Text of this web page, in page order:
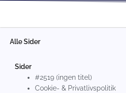
Alle Sider
Sider
#2519 (ingen titel)
Cookie- & Privatlivspolitik